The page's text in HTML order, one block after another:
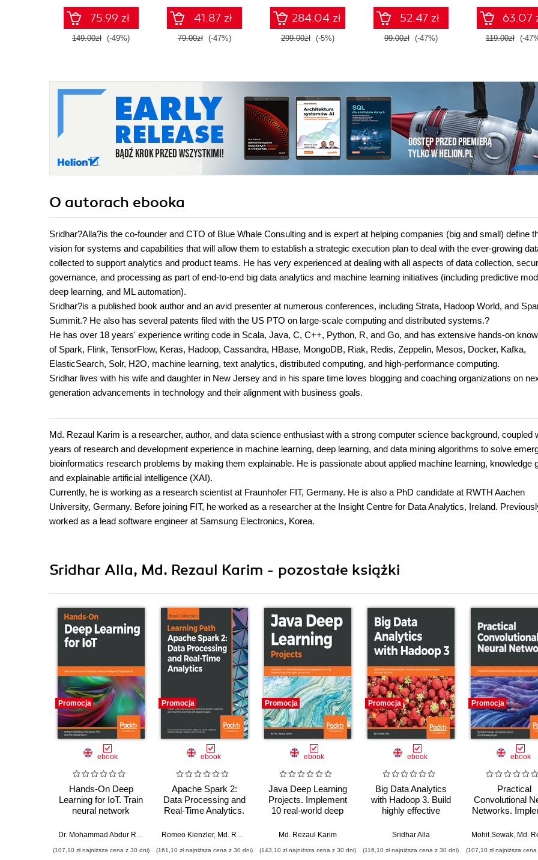
75.99 zł
149.00zł (-49%)
na potrzeby
praktycznych
zastosowań.
Wydanie IV
41.87 zł
79.00zł (-47%)
284.04 zł
299.00zł (-5%)
52.47 zł
99.00zł (-47%)
63.07
119.00zł (-
O autorach ebooka
Sridhar?Alla?is the co-founder and CTO of Blue Whale Consulting and is expert at helping companies (big and small) define
vision for systems and capabilities that will allow them to establish a strategic execution plan to deal with the ever-growing
collected to support analytics and product teams. He has very experienced at dealing with all aspects of data collection,
governance, and processing as part of end-to-end big data analytics and machine learning initiatives (including predictive
deep learning, and ML automation).
Sridhar?is a published book author and an avid presenter at numerous conferences, including Strata, Hadoop World, and
Summit.? He also has several patents filed with the US PTO on large-scale computing and distributed systems.?
He has over 18 years' experience writing code in Scala, Java, C, C++, Python, R, and Go, and has extensive hands-on
of Spark, Flink, TensorFlow, Keras, Hadoop, Cassandra, HBase, MongoDB, Riak, Redis, Zeppelin, Mesos, Docker, Kafka,
ElasticSearch, Solr, H2O, machine learning, text analytics, distributed computing, and high-performance computing.
Sridhar lives with his wife and daughter in New Jersey and in his spare time loves blogging and coaching organizations on
generation advancements in technology and their alignment with business goals.
Md. Rezaul Karim is a researcher, author, and data science enthusiast with a strong computer science background, coupled
years of research and development experience in machine learning, deep learning, and data mining algorithms to solve
bioinformatics research problems by making them explainable. He is passionate about applied machine learning, knowledge
and explainable artificial intelligence (XAI).
Currently, he is working as a research scientist at Fraunhofer FIT, Germany. He is also a PhD candidate at RWTH Aachen
University, Germany. Before joining FIT, he worked as a researcher at the Insight Centre for Data Analytics, Ireland.
worked as a lead software engineer at Samsung Electronics, Korea.
Sridhar Alla, Md. Rezaul Karim - pozostałe książki
Promocja
ebook
Hands-On Deep
Learning for IoT. Train
neural network
intelligent IoT
,Md. Rezaul Karim
(107,10 zł najniższa cena z 30 dni)
Promocja
ebook
Apache Spark 2:
Data Processing and
Real-Time Analytics.
data processing,
machine learning with
Romeo Kienzler, Md. Rezaul Karim Sridhar Alla ,Siamak Amirghodsi Meenakshi Rajendran Broderick Hall, Shuen
(161,10 zł najniższa cena z 30 dni)
Promocja
ebook
Java Deep Learning
Projects. Implement
10 real-world deep
using Deeplearning4j
APIs
Md. Rezaul Karim
(143,10 zł najniższa cena z 30 dni)
Promocja
ebook
Big Data Analytics
with Hadoop 3. Build
highly effective
gain valuable insight
Sridhar Alla
(116,10 zł najniższa cena z 30 dni)
Promocja
ebook
Practical
Convolutional
Networks.
learning models
Mohit Sewak Md.
(107,10 zł najniższa